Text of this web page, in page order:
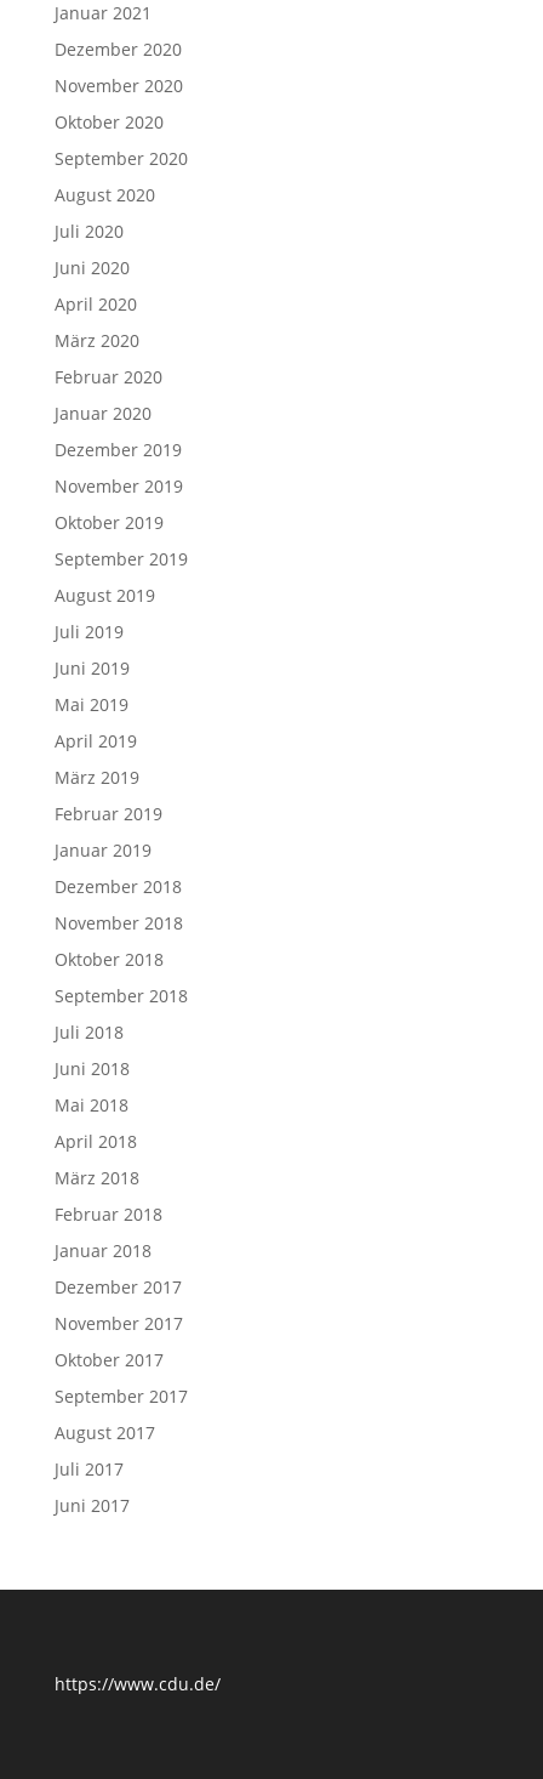
Januar 2021
Dezember 2020
November 2020
Oktober 2020
September 2020
August 2020
Juli 2020
Juni 2020
April 2020
März 2020
Februar 2020
Januar 2020
Dezember 2019
November 2019
Oktober 2019
September 2019
August 2019
Juli 2019
Juni 2019
Mai 2019
April 2019
März 2019
Februar 2019
Januar 2019
Dezember 2018
November 2018
Oktober 2018
September 2018
Juli 2018
Juni 2018
Mai 2018
April 2018
März 2018
Februar 2018
Januar 2018
Dezember 2017
November 2017
Oktober 2017
September 2017
August 2017
Juli 2017
Juni 2017
https://www.cdu.de/